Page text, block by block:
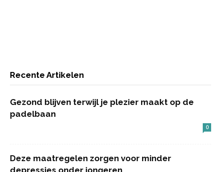
Recente Artikelen
Gezond blijven terwijl je plezier maakt op de
padelbaan
0
Deze maatregelen zorgen voor minder
depressies onder jongeren